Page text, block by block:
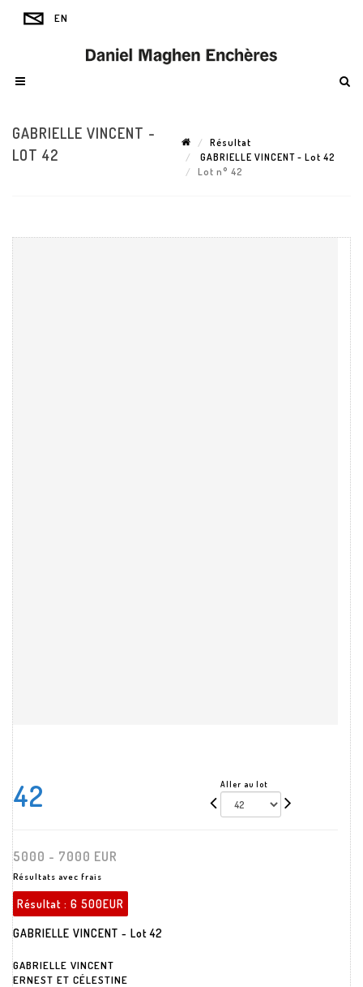
GABRIELLE VINCENT -
LOT 42
Résultat
GABRIELLE VINCENT - Lot 42
Lot n° 42
42 Aller au lot
5000 - 7000 EUR
Résultats avec frais
Résultat : 6 500EUR
GABRIELLE VINCENT - Lot 42
GABRIELLE VINCENT
ERNEST ET CÉLESTINE